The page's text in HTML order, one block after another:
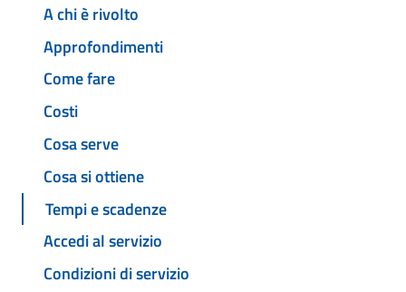
A chi è rivolto
Approfondimenti
Come fare
Costi
Cosa serve
Cosa si ottiene
Tempi e scadenze
Accedi al servizio
Condizioni di servizio